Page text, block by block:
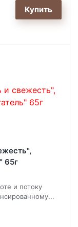
65г
и потоку